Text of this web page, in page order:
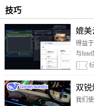
技巧
媲美
得益
与
合。
技术
从只
双锐
我们